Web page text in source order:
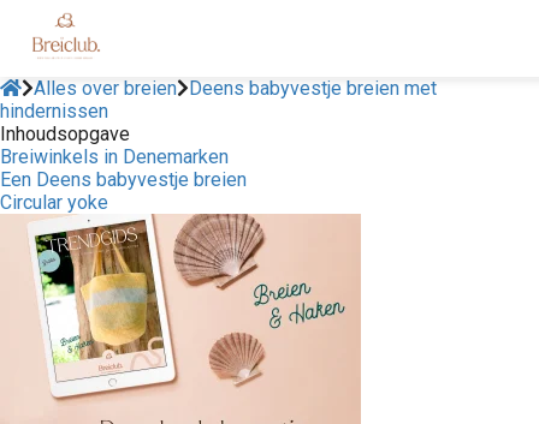
Alles over breien
Deens babyvestje breien met
hindernissen
Inhoudsopgave
Breiwinkels in Denemarken
Een Deens babyvestje breien
Circular yoke